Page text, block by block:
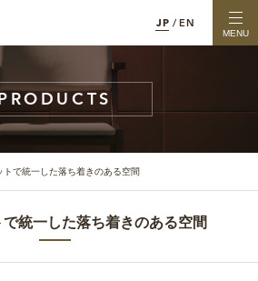
JP / EN
MENU
PRODUCTS
トで統一した落ち着きのある空間
統一した落ち着きのある空間